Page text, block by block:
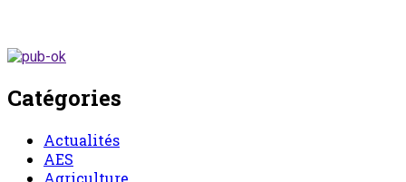
Catégories
Actualités
AES
Agriculture